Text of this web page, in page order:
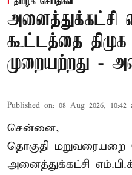
அனைத்துக்கட்சி
கூட்டத்தை திமுக
முறையற்றது -
Published on: 08 Aug 2026, 10:42
சென்னை,
தொகுதி
அனைத்துக்கட்சி